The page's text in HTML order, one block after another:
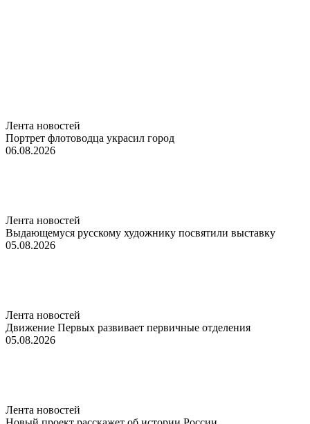
Лента новостей
Портрет флотоводца украсил город
06.08.2026
Лента новостей
Выдающемуся русскому художнику посвятили выставку
05.08.2026
Лента новостей
Движение Первых развивает первичные отделения
05.08.2026
Лента новостей